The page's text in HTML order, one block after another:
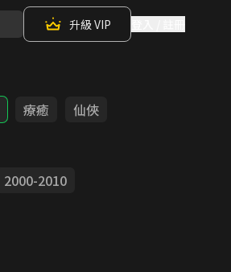
升級 VIP
療癒
仙俠
2000-2010